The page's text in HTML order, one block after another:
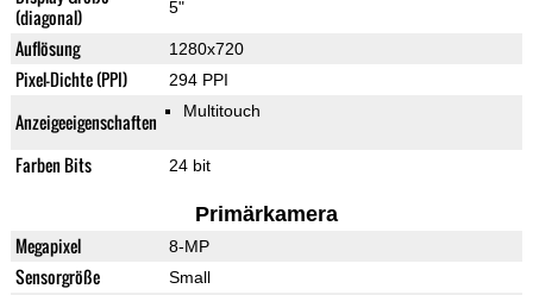
(diagonal)
5"
Auflösung 1280x720
Pixel-Dichte (PPI) 294 PPI
Anzeigeeigenschaften Multitouch
Farben Bits 24 bit
Primärkamera
Megapixel 8-MP
Sensorgröße Small